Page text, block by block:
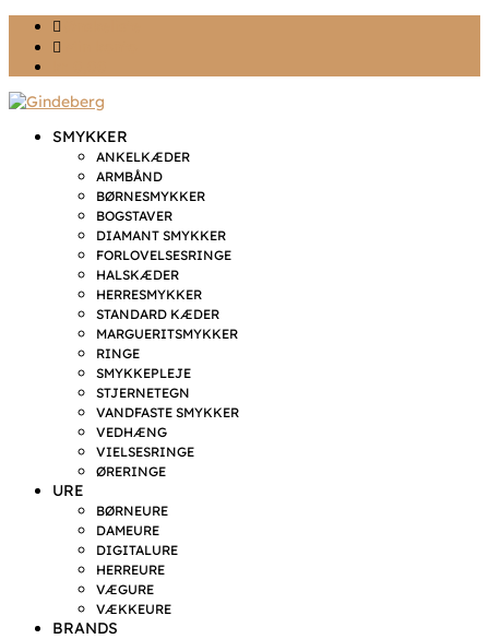
SMYKKER
ANKELKÆDER
ARMBÅND
BØRNESMYKKER
BOGSTAVER
DIAMANT SMYKKER
FORLOVELSESRINGE
HALSKÆDER
HERRESMYKKER
STANDARD KÆDER
MARGUERITSMYKKER
RINGE
SMYKKEPLEJE
STJERNETEGN
VANDFASTE SMYKKER
VEDHÆNG
VIELSESRINGE
ØRERINGE
URE
BØRNEURE
DAMEURE
DIGITALURE
HERREURE
VÆGURE
VÆKKEURE
BRANDS